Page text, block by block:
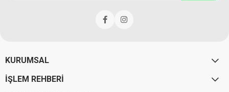
KURUMSAL
İŞLEM REHBERİ